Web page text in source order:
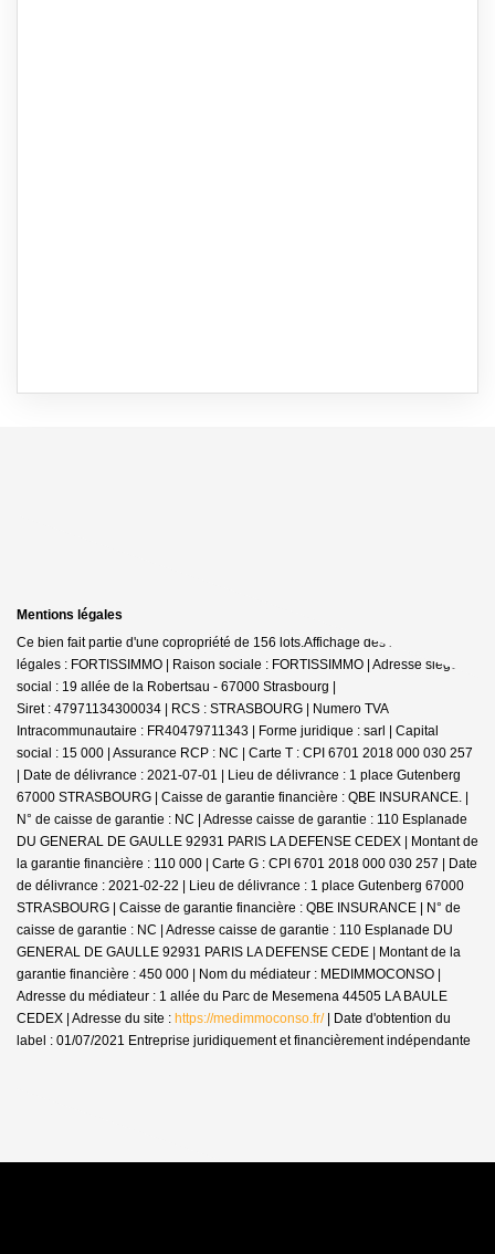
Mentions légales
Ce bien fait partie d'une copropriété de 156 lots.Affichage des informations
légales : FORTISSIMMO | Raison sociale : FORTISSIMMO | Adresse siège
social : 19 allée de la Robertsau - 67000 Strasbourg |
Siret : 47971134300034 | RCS : STRASBOURG | Numero TVA
Intracommunautaire : FR40479711343 | Forme juridique : sarl | Capital
social : 15 000 | Assurance RCP : NC | Carte T : CPI 6701 2018 000 030 257
| Date de délivrance : 2021-07-01 | Lieu de délivrance : 1 place Gutenberg
67000 STRASBOURG | Caisse de garantie financière : QBE INSURANCE. |
N° de caisse de garantie : NC | Adresse caisse de garantie : 110 Esplanade
DU GENERAL DE GAULLE 92931 PARIS LA DEFENSE CEDEX | Montant de
la garantie financière : 110 000 | Carte G : CPI 6701 2018 000 030 257 | Date
de délivrance : 2021-02-22 | Lieu de délivrance : 1 place Gutenberg 67000
STRASBOURG | Caisse de garantie financière : QBE INSURANCE | N° de
caisse de garantie : NC | Adresse caisse de garantie : 110 Esplanade DU
GENERAL DE GAULLE 92931 PARIS LA DEFENSE CEDE | Montant de la
garantie financière : 450 000 | Nom du médiateur : MEDIMMOCONSO |
Adresse du médiateur : 1 allée du Parc de Mesemena 44505 LA BAULE
CEDEX | Adresse du site : https://medimmoconso.fr/| Date d'obtention du
label : 01/07/2021 Entreprise juridiquement et financièrement indépendante